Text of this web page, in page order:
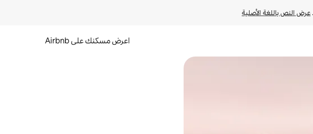
عرض النص باللغة الأصلية
اعرض مسكنك على Airbnb